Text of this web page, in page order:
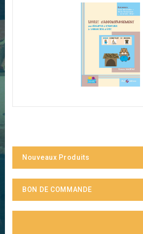
Nouveaux Produits
BON DE COMMANDE